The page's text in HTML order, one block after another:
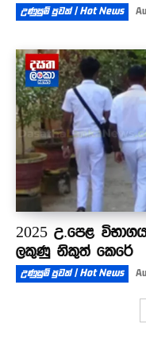
උණුසුම් පුවත් | Hot News
2025 උ.පෙළ
ලකුණු නිකුත් කෙරේ
උණුසුම් පුවත් | Hot News